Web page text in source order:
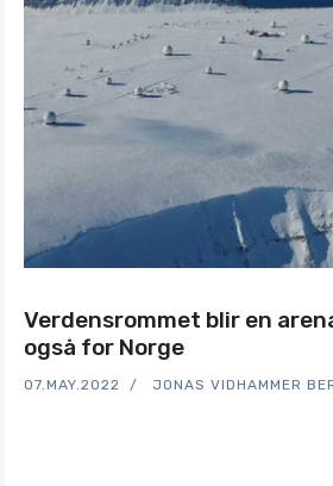
Verdensrommet blir en
også for Norge
07.MAY.2022 JONAS VIDHAMMER